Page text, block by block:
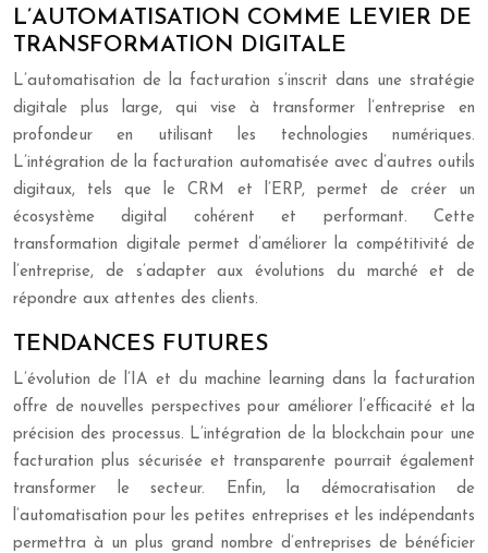
L’AUTOMATISATION COMME LEVIER DE
TRANSFORMATION DIGITALE
L’automatisation de la facturation s’inscrit dans une stratégie
digitale plus large, qui vise à transformer l’entreprise en
profondeur en utilisant les technologies numériques.
L’intégration de la facturation automatisée avec d’autres outils
digitaux, tels que le CRM et l’ERP, permet de créer un
écosystème digital cohérent et performant. Cette
transformation digitale permet d’améliorer la compétitivité de
l’entreprise, de s’adapter aux évolutions du marché et de
répondre aux attentes des clients.
TENDANCES FUTURES
L’évolution de l’IA et du machine learning dans la facturation
offre de nouvelles perspectives pour améliorer l’efficacité et la
précision des processus. L’intégration de la blockchain pour une
facturation plus sécurisée et transparente pourrait également
transformer le secteur. Enfin, la démocratisation de
l’automatisation pour les petites entreprises et les indépendants
permettra à un plus grand nombre d’entreprises de bénéficier